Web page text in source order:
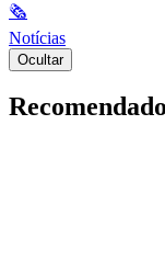
🗞
Notícias
Ocultar
Recomendado